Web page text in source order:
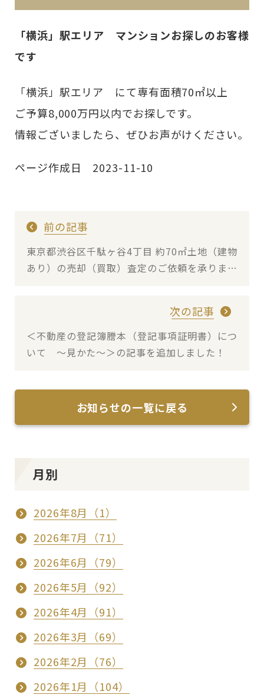
「横浜」駅エリア マンションお探しのお客様
です
「横浜」駅エリア にて専有面積70㎡以上
ご予算8,000万円以内でお探しです。
情報ございましたら、ぜひお声がけください。
ページ作成日 2023-11-10
前の記事
東京都渋谷区千駄ヶ谷4丁目 約70㎡土地（建物
あり）の売却（買取）査定のご依頼を承りまし
次の記事
＜不動産の登記簿謄本（登記事項証明書）につ
いて ～見かた～＞の記事を追加しました！
お知らせの一覧に戻る
月別
2026年8月（1）
2026年7月（71）
2026年6月（79）
2026年5月（92）
2026年4月（91）
2026年3月（69）
2026年2月（76）
2026年1月（104）